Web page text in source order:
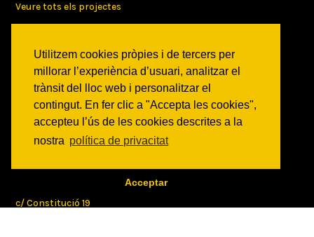
Utilitzem cookies pròpies i de tercers per
millorar l’experiència d’usuari, analitzar el
trànsit del lloc web i personalitzar el
contingut. En fer clic a "Accepta les cookies",
accepteu l’ús de les cookies descrites a la
nostra política de privacitat
Acceptar
Veure tots els projectes
Veure totes les activitats
NOTICIES
Victories
c/ Constitució 19